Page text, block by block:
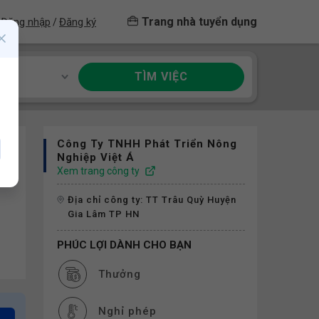
Đăng nhập / Đăng ký Trang nhà tuyển dụng
TÌM VIỆC
Công Ty TNHH Phát Triển Nông
Nghiệp Việt Á
Xem trang công ty
Địa chỉ công ty: TT Trâu Quỳ Huyện
Gia Lâm TP HN
PHÚC LỢI DÀNH CHO BẠN
Thưởng
Nghỉ phép